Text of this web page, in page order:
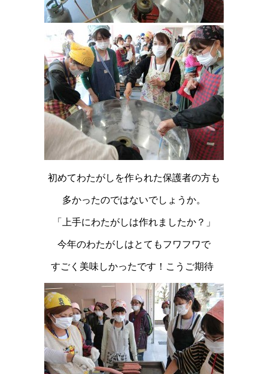
初めてわたがしを作られた保護者の方も
多かったのではないでしょうか。
「上手にわたがしは作れましたか？」
今年のわたがしはとてもフワフワで
すごく美味しかったです！こうご期待